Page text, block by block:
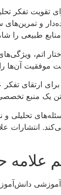
تقویت
و
طبیعی را
اتم،
موفقیت آن‌ها
برای ارتقای
یک منبع تخصصی
تحلیلی
انتشارات
آموزشی